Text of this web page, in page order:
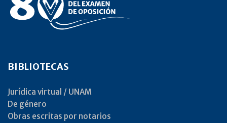
BIBLIOTECAS
Jurídica virtual / UNAM
De género
Obras escritas por notarios